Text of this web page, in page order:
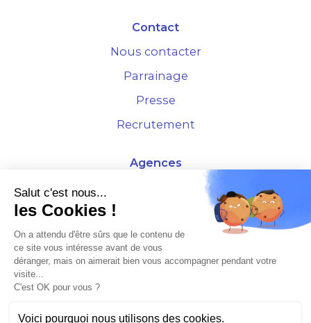
Contact
Nous contacter
Parrainage
Presse
Recrutement
Agences
4 Rue de la Bourse - 69001 Lyon
10 rue d'Austerlitz - 75012 Paris
À L'HORIZON 2025
Salut c'est nous...
les Cookies !
On a attendu d'être sûrs que le contenu de
ce site vous intéresse avant de vous
déranger, mais on aimerait bien vous accompagner pendant votre
visite...
C'est OK pour vous ?
Voici pourquoi nous utilisons des cookies.